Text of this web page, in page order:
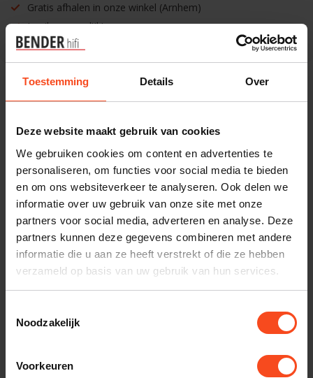
Toestemming Details Over
Deze website maakt gebruik van cookies
We gebruiken cookies om content en advertenties te
personaliseren, om functies voor social media te bieden
en om ons websiteverkeer te analyseren. Ook delen we
informatie over uw gebruik van onze site met onze
partners voor social media, adverteren en analyse. Deze
partners kunnen deze gegevens combineren met andere
informatie die u aan ze heeft verstrekt of die ze hebben
verzameld op basis van uw gebruik van hun services.
Noodzakelijk
Voorkeuren
Gratis afhalen in onze winkel (Arnhem)
Inruilen mogelijk!
Plan kosteloos een luisterafspraak. Of heb je hulp
nodig bij je bestelling? Neem contact op met onze
klantenservice.
Interesse in product
Maak een luisterafspraak
Productomschrijving
Reviews